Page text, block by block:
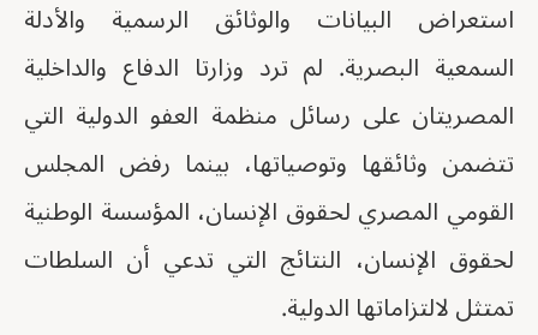
استعراض البيانات والوثائق الرسمية والأدلة
السمعية البصرية. لم ترد وزارتا الدفاع والداخلية
المصريتان على رسائل منظمة العفو الدولية التي
تتضمن وثائقها وتوصياتها، بينما رفض المجلس
القومي المصري لحقوق الإنسان، المؤسسة الوطنية
لحقوق الإنسان، النتائج التي تدعي أن السلطات
تمتثل لالتزاماتها الدولية.